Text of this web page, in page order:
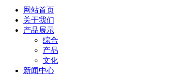
网站首页
关于我们
产品展示
综合
产品
文化
新闻中心